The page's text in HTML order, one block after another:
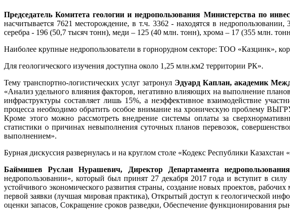
Председатель Комитета геологии и недропользования Министерства по
насчитывается 7621 месторождение, в т.ч. 3362 - находятся в
серебра - 196 (50,7 тысяч тонн), меди – 125 (40 млн. тонн), хрома – 17 (355 млн.
Наиболее крупные недропользователи в горнорудном секторе: ТОО
Для геологического изучения доступна около 1,25 млн.км2 территории РК».
Тему транспортно-логистических услуг затронул Эдуард Каплан, академик
«Анализ удельного влияния факторов, негативно влияющих на выполнение
инфраструктуры составляет лишь 15%, а неэффективное взаимодействие
процесса необходимо обратить особое внимание на хроническую проблему
Кроме этого можно рассмотреть внедрение системы оплаты за
статистики о причинах невыполнения суточных планов перевозок,
выполнением».
Бурная дискуссия развернулась и на круглом столе «Кодекс Республики
Баймишев Руслан Нурашевич, Директор Департамента
недропользовании», который был принят 27 декабря 2017 года и вступит в
устойчивого экономического развития страны, создание новых проектов,
первой заявки (лучшая мировая практика), Открытый доступ к геологической
оценки запасов, Сокращение сроков разведки, Обеспечение функционирования